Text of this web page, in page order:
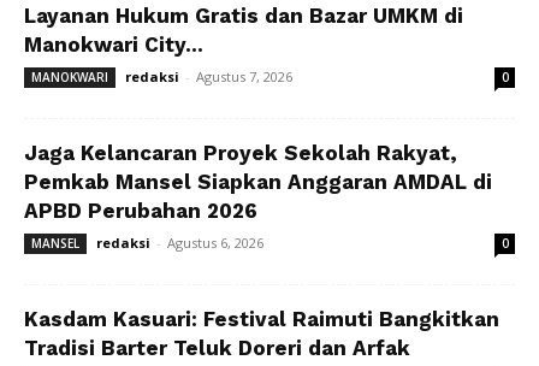
Layanan Hukum Gratis dan Bazar UMKM di
Manokwari City...
MANOKWARI redaksi - Agustus 7, 2026 0
Jaga Kelancaran Proyek Sekolah Rakyat,
Pemkab Mansel Siapkan Anggaran AMDAL di
APBD Perubahan 2026
MANSEL redaksi - Agustus 6, 2026 0
Kasdam Kasuari: Festival Raimuti Bangkitkan
Tradisi Barter Teluk Doreri dan Arfak